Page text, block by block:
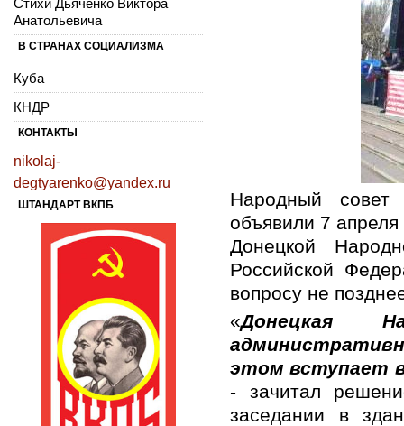
Народный совет
объявили 7
Донецкой
Российской
вопросу не
«Донецкая
этом вступает в
- зачитал
заседании в
Анатольевича
В СТРАНАХ СОЦИАЛИЗМА
Куба
КНДР
КОНТАКТЫ
nikolaj-
degtyarenko@yandex.ru
ШТАНДАРТ ВКПБ